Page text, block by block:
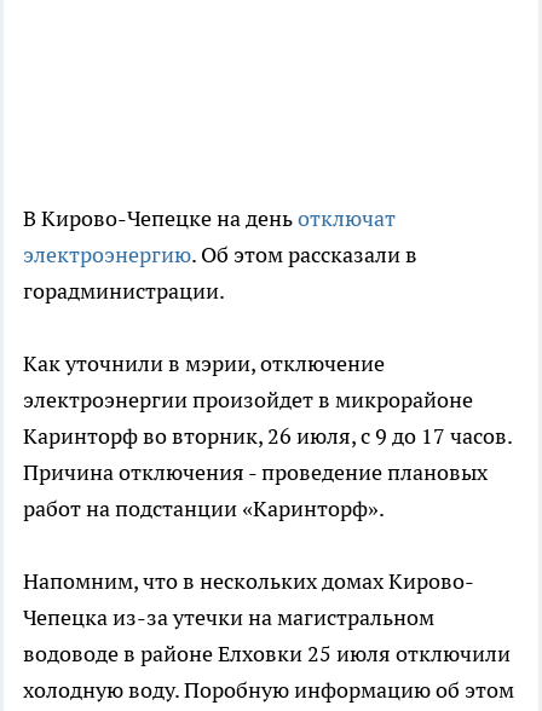
В Кирово-Чепецке на деньотключат
электроэнергию. Об этом рассказали в
горадминистрации.
Как уточнили в мэрии, отключение
электроэнергии произойдет в микрорайоне
Каринторф во вторник, 26 июля, с 9 до 17 часов.
Причина отключения - проведение плановых
работ на подстанции «Каринторф».
Напомним, что в нескольких домах Кирово-
Чепецка из-за утечки на магистральном
водоводе в районе Елховки 25 июля отключили
холодную воду. Поробную информацию об этом